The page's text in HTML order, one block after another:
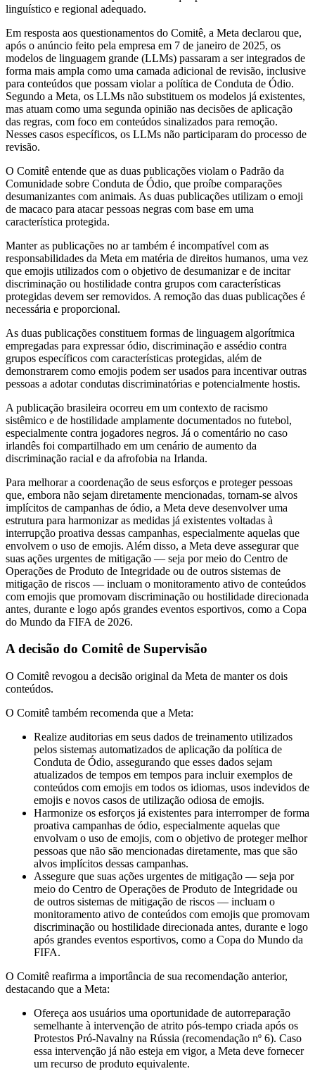
linguístico e regional adequado.
Em resposta aos questionamentos do Comitê, a Meta declarou que,
após o anúncio feito pela empresa em 7 de janeiro de 2025, os
modelos de linguagem grande (LLMs) passaram a ser integrados de
forma mais ampla como uma camada adicional de revisão, inclusive
para conteúdos que possam violar a política de Conduta de Ódio.
Segundo a Meta, os LLMs não substituem os modelos já existentes,
mas atuam como uma segunda opinião nas decisões de aplicação
das regras, com foco em conteúdos sinalizados para remoção.
Nesses casos específicos, os LLMs não participaram do processo de
revisão.
O Comitê entende que as duas publicações violam o Padrão da
Comunidade sobre Conduta de Ódio, que proíbe comparações
desumanizantes com animais. As duas publicações utilizam o emoji
de macaco para atacar pessoas negras com base em uma
característica protegida.
Manter as publicações no ar também é incompatível com as
responsabilidades da Meta em matéria de direitos humanos, uma vez
que emojis utilizados com o objetivo de desumanizar e de incitar
discriminação ou hostilidade contra grupos com características
protegidas devem ser removidos. A remoção das duas publicações é
necessária e proporcional.
As duas publicações constituem formas de linguagem algorítmica
empregadas para expressar ódio, discriminação e assédio contra
grupos específicos com características protegidas, além de
demonstrarem como emojis podem ser usados para incentivar outras
pessoas a adotar condutas discriminatórias e potencialmente hostis.
A publicação brasileira ocorreu em um contexto de racismo
sistêmico e de hostilidade amplamente documentados no futebol,
especialmente contra jogadores negros. Já o comentário no caso
irlandês foi compartilhado em um cenário de aumento da
discriminação racial e da afrofobia na Irlanda.
Para melhorar a coordenação de seus esforços e proteger pessoas
que, embora não sejam diretamente mencionadas, tornam-se alvos
implícitos de campanhas de ódio, a Meta deve desenvolver uma
estrutura para harmonizar as medidas já existentes voltadas à
interrupção proativa dessas campanhas, especialmente aquelas que
envolvem o uso de emojis. Além disso, a Meta deve assegurar que
suas ações urgentes de mitigação — seja por meio do Centro de
Operações de Produto de Integridade ou de outros sistemas de
mitigação de riscos — incluam o monitoramento ativo de conteúdos
com emojis que promovam discriminação ou hostilidade direcionada
antes, durante e logo após grandes eventos esportivos, como a Copa
do Mundo da FIFA de 2026.
A decisão do Comitê de Supervisão
O Comitê revogou a decisão original da Meta de manter os dois
conteúdos.
O Comitê também recomenda que a Meta:
Realize auditorias em seus dados de treinamento utilizados
pelos sistemas automatizados de aplicação da política de
Conduta de Ódio, assegurando que esses dados sejam
atualizados de tempos em tempos para incluir exemplos de
conteúdos com emojis em todos os idiomas, usos indevidos de
emojis e novos casos de utilização odiosa de emojis.
Harmonize os esforços já existentes para interromper de forma
proativa campanhas de ódio, especialmente aquelas que
envolvam o uso de emojis, com o objetivo de proteger melhor
pessoas que não são mencionadas diretamente, mas que são
alvos implícitos dessas campanhas.
Assegure que suas ações urgentes de mitigação — seja por
meio do Centro de Operações de Produto de Integridade ou
de outros sistemas de mitigação de riscos — incluam o
monitoramento ativo de conteúdos com emojis que promovam
discriminação ou hostilidade direcionada antes, durante e logo
após grandes eventos esportivos, como a Copa do Mundo da
FIFA.
O Comitê reafirma a importância de sua recomendação anterior,
destacando que a Meta:
Ofereça aos usuários uma oportunidade de autorreparação
semelhante à intervenção de atrito pós-tempo criada após os
Protestos Pró-Navalny na Rússia (recomendação nº 6). Caso
essa intervenção já não esteja em vigor, a Meta deve fornecer
um recurso de produto equivalente.